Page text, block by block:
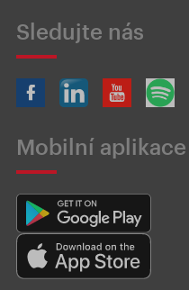
Sledujte nás
Mobilní aplikace